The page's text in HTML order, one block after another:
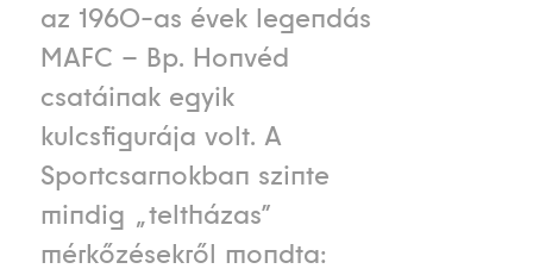
az 1960-as évek legendás
MAFC – Bp. Honvéd
csatáinak egyik
kulcsfigurája volt. A
Sportcsarnokban szinte
mindig „teltházas”
mérkőzésekről mondta: